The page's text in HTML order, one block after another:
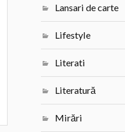
Lansari de carte
Lifestyle
Literati
Literatură
Mirări